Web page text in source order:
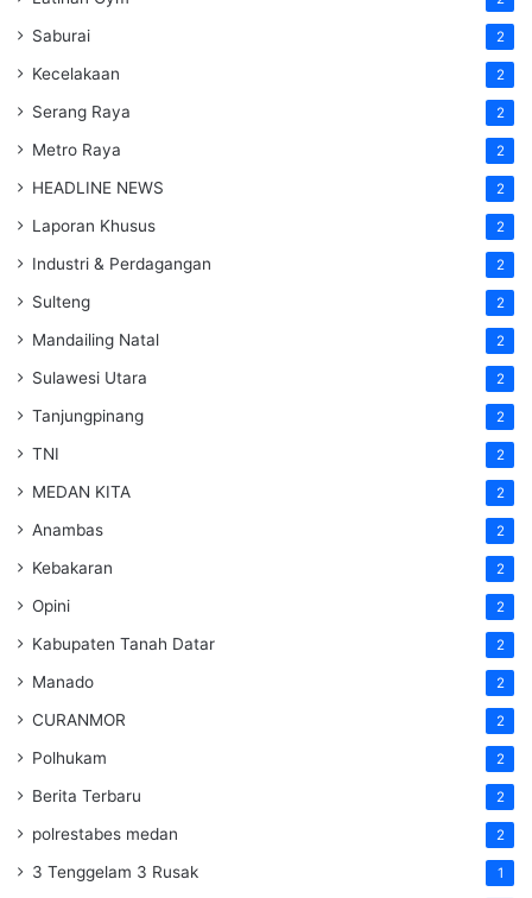
Saburai 2
Kecelakaan 2
Serang Raya 2
Metro Raya 2
HEADLINE NEWS 2
Laporan Khusus 2
Industri & Perdagangan 2
Sulteng 2
Mandailing Natal 2
Sulawesi Utara 2
Tanjungpinang 2
TNI 2
MEDAN KITA 2
Anambas 2
Kebakaran 2
Opini 2
Kabupaten Tanah Datar 2
Manado 2
CURANMOR 2
Polhukam 2
Berita Terbaru 2
polrestabes medan 2
3 Tenggelam 3 Rusak 1